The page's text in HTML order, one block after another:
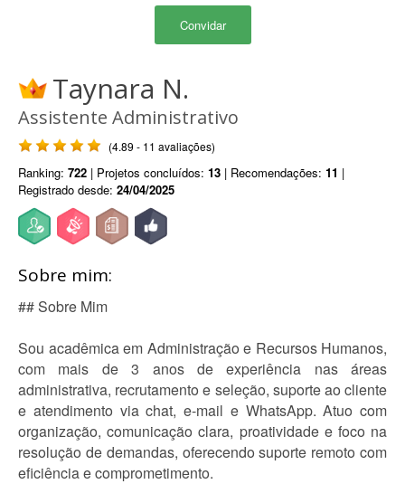
Convidar
Taynara N.
Assistente Administrativo
(4.89 - 11 avaliações)
Ranking: 722 | Projetos concluídos: 13 | Recomendações: 11 |
Registrado desde: 24/04/2025
Sobre mim:
## Sobre Mim
Sou acadêmica em Administração e Recursos Humanos,
com mais de 3 anos de experiência nas áreas
administrativa, recrutamento e seleção, suporte ao cliente
e atendimento via chat, e-mail e WhatsApp. Atuo com
organização, comunicação clara, proatividade e foco na
resolução de demandas, oferecendo suporte remoto com
eficiência e comprometimento.